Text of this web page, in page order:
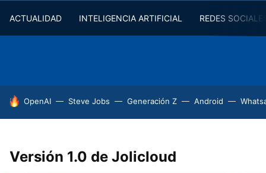
ACTUALIDAD INTELIGENCIA ARTIFICIAL REDES
HOY SE HABLA DE
OpenAI Steve Jobs Generación Z Android
Versión 1.0 de Jolicloud